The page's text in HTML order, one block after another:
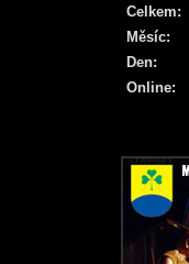
Online:
Celkem:
Měsíc:
Den: